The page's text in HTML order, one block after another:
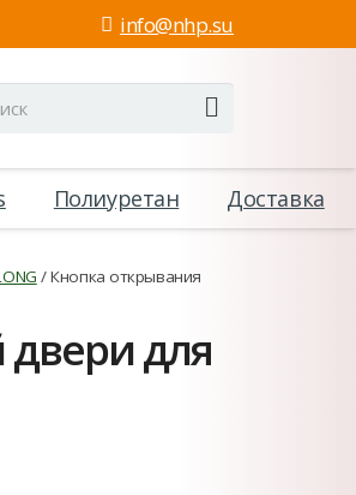
info@nhp.su
Полиуретан Доставка
/ Кнопка открывания
для